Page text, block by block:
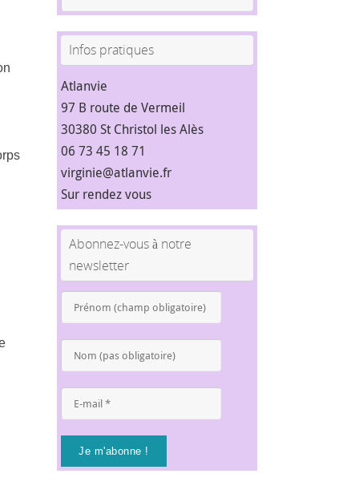
Infos pratiques
Atlanvie
97 B route de Vermeil
30380 St Christol les Alès
06 73 45 18 71
virginie@atlanvie.fr
Sur rendez vous
Abonnez-vous à notre
newsletter
Prénom
(champ
*
Nom
(pas
E-
mail